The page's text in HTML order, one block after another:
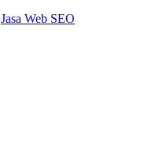
Jasa Web SEO